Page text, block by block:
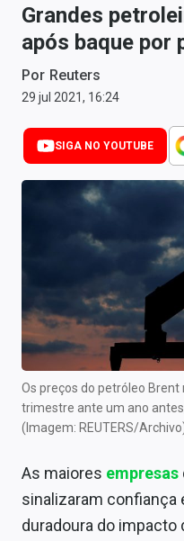
Money Trader
Anuncie
Últimas Notícias
Newsletters
Comprar ou vender?
Carteiras Recomendadas
Central de Dividendos
Central de Fundos
Central dos IPOs
Finanças Pessoais
Mercados
Grandes
após baque por
Por Reuters
29 jul 2021, 16:24
SIGA NO YOUTUBE
Os preços do petróleo
trimestre ante um ano
(Imagem: REUTERS/
As maiores empresas
sinalizaram confiança
duradoura do impacto